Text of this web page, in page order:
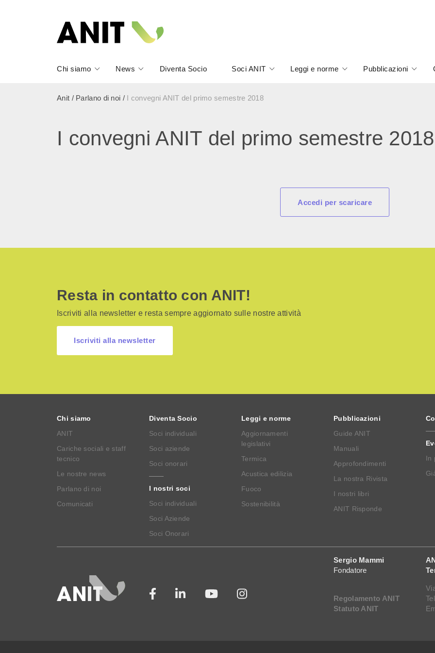
Chi siamo News Diventa Socio Soci ANIT Leggi e norme Pubblicazioni
Anit / Parlano di noi / I convegni ANIT del primo semestre 2018
I convegni ANIT del primo semestre 2018
Accedi per scaricare
Resta in contatto con ANIT!
Iscriviti alla newsletter e resta sempre aggiornato sulle nostre attività
Iscriviti alla newsletter
Chi siamo
ANIT
Cariche sociali e staff
tecnico
Le nostre news
Parlano di noi
Comunicati
Diventa Socio
Soci individuali
Soci aziende
Soci onorari
I nostri soci
Soci individuali
Soci Aziende
Soci Onorari
Leggi e norme
Aggiornamenti
legislativi
Termica
Acustica edilizia
Fuoco
Sostenibilità
Pubblicazioni
Guide ANIT
Manuali
Approfondimenti
La nostra Rivista
I nostri libri
ANIT Risponde
In
Sergio Mammi
Fondatore
Regolamento ANIT
Statuto ANIT